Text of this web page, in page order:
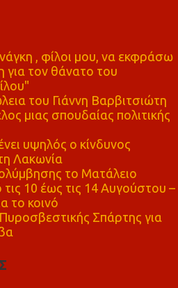
, φίλοι μου, να εκφράσω
για τον θάνατο του
του Γιάννη Βαρβιτσιώτη
μιας σπουδαίας πολιτικής
υψηλός ο κίνδυνος
Λακωνία
το Ματάλειο
10 έως τις 14 Αυγούστου –
το κοινό
Σπάρτης για